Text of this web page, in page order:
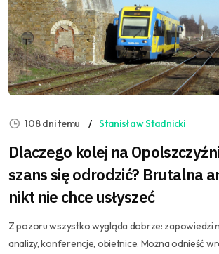
108 dni temu Stanisław Stadnicki
Dlaczego kolej na
szans się odrodzić? Brutalna
nikt nie chce usłyszeć
Z pozoru wszystko wygląda dobrze: zapowiedzi
analizy, konferencje, obietnice. Można odnieść